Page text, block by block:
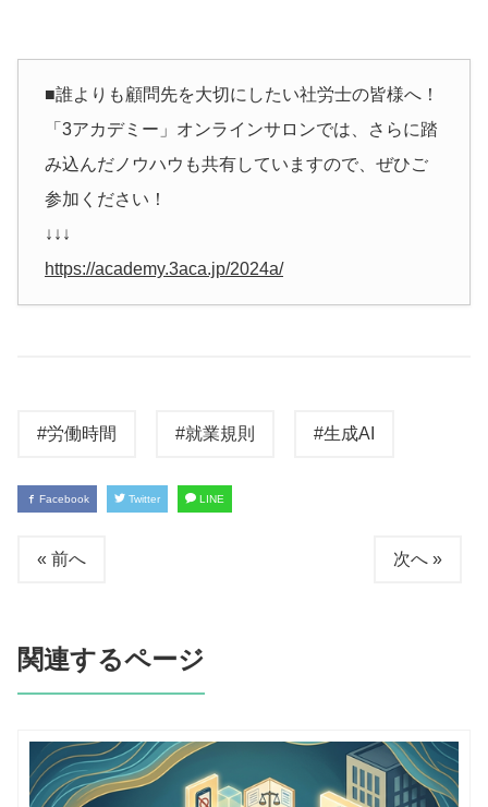
■誰よりも顧問先を大切にしたい社労士の皆様へ！
「3アカデミー」オンラインサロンでは、さらに踏
み込んだノウハウも共有していますので、ぜひご
参加ください！
↓↓↓
https://academy.3aca.jp/2024a/
#労働時間 #就業規則 #生成AI
Facebook Twitter LINE
« 前へ 次へ »
関連するページ